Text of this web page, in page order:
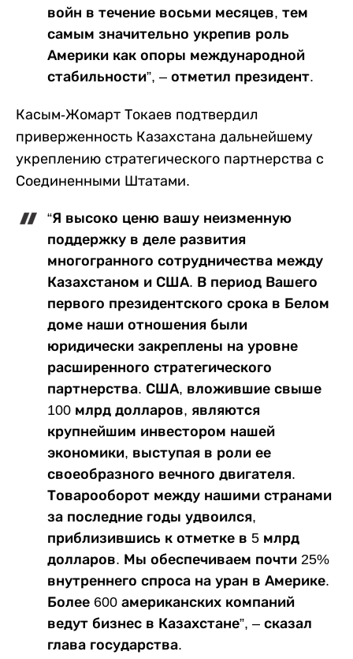
войн в течение восьми месяцев, тем
самым значительно укрепив роль
Америки как опоры международной
стабильности”, – отметил президент.
Касым-Жомарт Токаев подтвердил
приверженность Казахстана дальнейшему
укреплению стратегического партнерства с
Соединенными Штатами.
“Я высоко ценю вашу неизменную
поддержку в деле развития
многогранного сотрудничества между
Казахстаном и США. В период Вашего
первого президентского срока в Белом
доме наши отношения были
юридически закреплены на уровне
расширенного стратегического
партнерства. США, вложившие свыше
100 млрд долларов, являются
крупнейшим инвестором нашей
экономики, выступая в роли ее
своеобразного вечного двигателя.
Товарооборот между нашими странами
за последние годы удвоился,
приблизившись к отметке в 5 млрд
долларов. Мы обеспечиваем почти 25%
внутреннего спроса на уран в Америке.
Более 600 американских компаний
ведут бизнес в Казахстане”, – сказал
глава государства.